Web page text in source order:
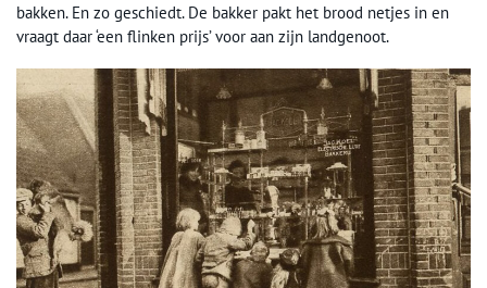
bakken. En zo geschiedt. De bakker pakt het brood netjes in en
vraagt daar ‘een flinken prijs’ voor aan zijn landgenoot.